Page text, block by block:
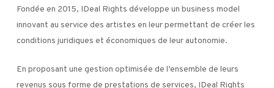
Fondée en 2015, IDeal Rights développe un business model
innovant au service des artistes en leur permettant de créer les
conditions juridiques et économiques de leur autonomie.
En proposant une gestion optimisée de l’ensemble de leurs
revenus sous forme de prestations de services, IDeal Rights